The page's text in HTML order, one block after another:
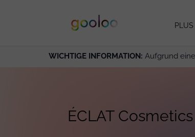
PLUS
WICHTIGE INFORMATION: Aufgrund
ÉCLAT Cosmetics